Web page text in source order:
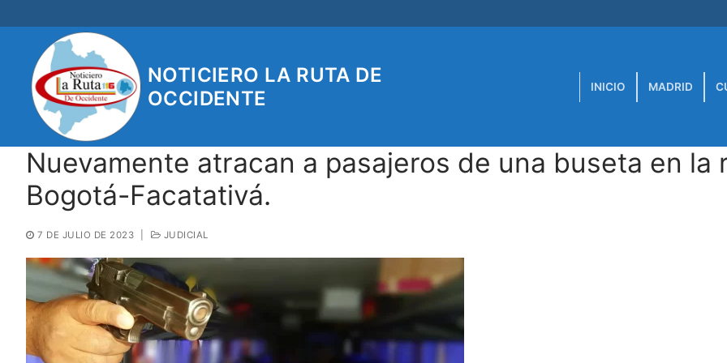
al
contenido
NOTICIERO LA RUTA DE
OCCIDENTE
INICIO MADRID
Nuevamente atracan a pasajeros de una buseta en la
Bogotá-Facatativá.
7 DE JULIO DE 2023 JUDICIAL